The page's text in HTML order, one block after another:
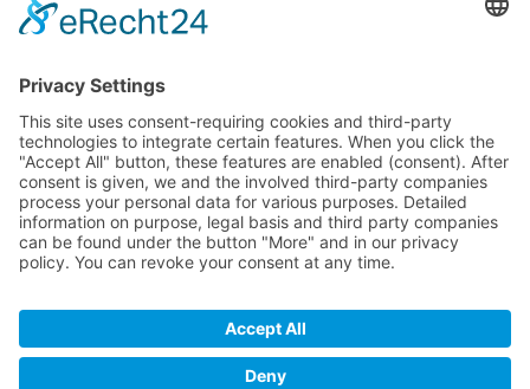
Millionenhöhe in der Industrieproduktion: Luftfeuchte kann
sie als Produktionsfaktor oft ignoriert. Von der Elektronik- bis
zur Textilindustrie gibt es viele Industriezweige, in denen eine
fehlende Luftbefeuchtung negative Auswirkungen auf die
Prozess- und Produktqualität hat.
© 2020 "Jadina100"
Home
Datenschutz
Impressum
Login